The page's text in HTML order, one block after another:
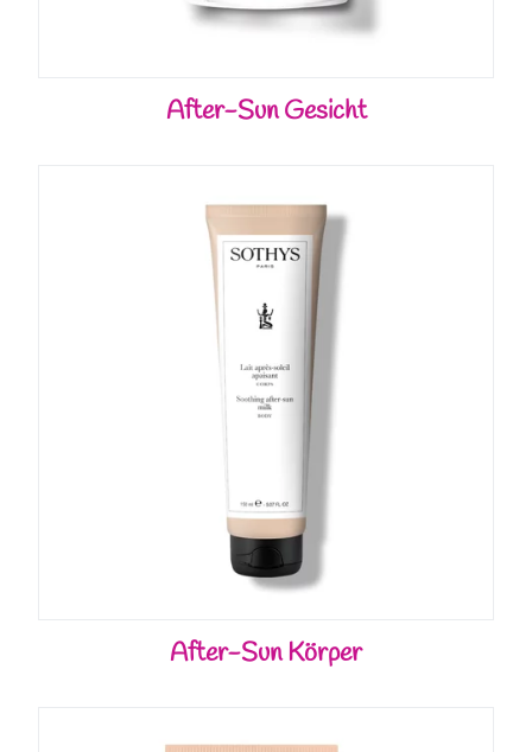
After-Sun Gesicht
After-Sun Körper